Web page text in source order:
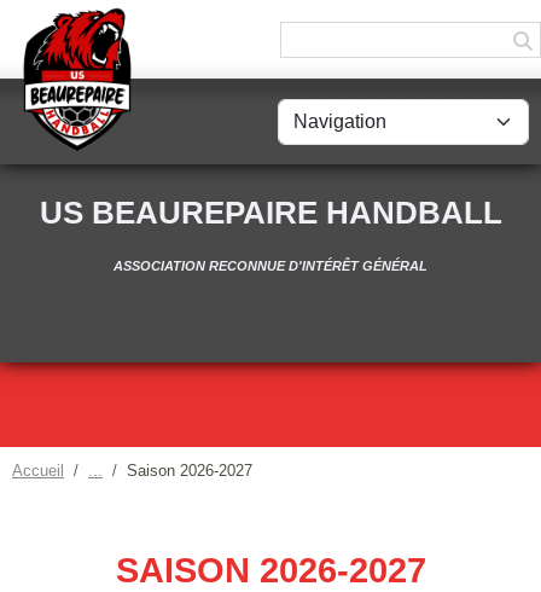
US BEAUREPAIRE HANDBALL
ASSOCIATION RECONNUE D'INTÉRÊT GÉNÉRAL
Accueil Saison 2026-2027
SAISON 2026-2027
Panneau de gestion des cookies